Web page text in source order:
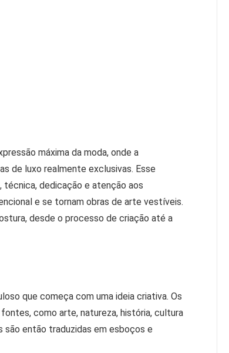
máxima da moda, onde a
de luxo realmente exclusivas. Esse
dedicação e atenção aos
e se tornam obras de arte vestíveis.
desde o processo de criação até a
que começa com uma ideia criativa. Os
como arte, natureza, história, cultura
são então traduzidas em esboços e